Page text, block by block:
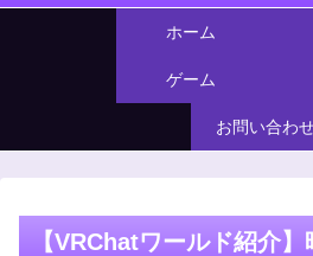
ホーム
ゲーム
お問い合わ
【VRChatワールド紹介】